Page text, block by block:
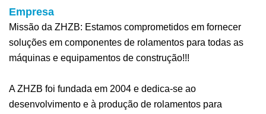
Empresa
Missão da ZHZB: Estamos comprometidos em fornecer
soluções em componentes de rolamentos para todas as
máquinas e equipamentos de construção!!!
A ZHZB foi fundada em 2004 e dedica-se ao
desenvolvimento e à produção de rolamentos para